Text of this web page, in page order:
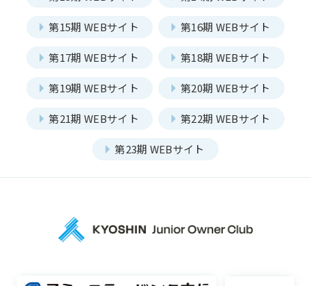
嵯峨野部会
丸太町部会
洛南部会
委員会 Committee
一覧を見る
国内・海外研修委員会
コミュニティシェア委員会
総務委員会
コネクト委員会
第15期 WEBサイト 第16期 WEBサイト
第17期 WEBサイト 第18期 WEBサイト
第19期 WEBサイト 第20期 WEBサイト
第21期 WEBサイト 第22期 WEBサイト
第23期 WEBサイト